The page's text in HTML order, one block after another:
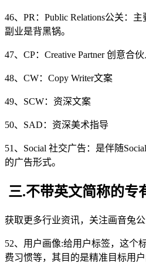
46、PR：Public Relations公关：
副业是背黑锅。
47、CP：Creative Partner 创意合伙
48、CW：Copy Writer文案
49、SCW：资深文案
50、SAD：资深美术指导
51、Social 社交广告：是伴随
的广告形式。
三.不带英文简称的专
获取更多行业资讯，关注画音兔
52、用户画像:给用户标签，这个
费习惯等，其目的是精准目标用